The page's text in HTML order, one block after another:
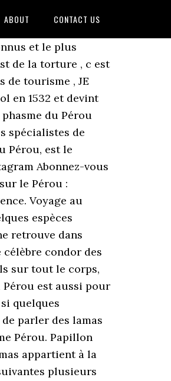
ABOUT CONTACT US
et le plus
de la torture , c est
de tourisme , JE
en 1532 et devint
du Pérou
spécialistes de
Pérou, est le
Abonnez-vous
le Pérou :
Voyage au
espèces
retrouve dans
condor des
sur tout le corps,
est aussi pour
quelques
parler des lamas
Pérou. Papillon
appartient à la
plusieurs